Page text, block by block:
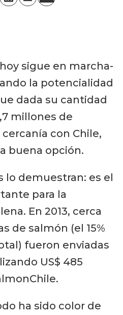
sigue en marcha-
la potencialidad
dada su cantidad
millones de
cercanía con Chile,
buena opción.
lo demuestran: es el
para la
En 2013, cerca
de salmón (el 15%
fueron enviadas
US$ 485
ha sido color de